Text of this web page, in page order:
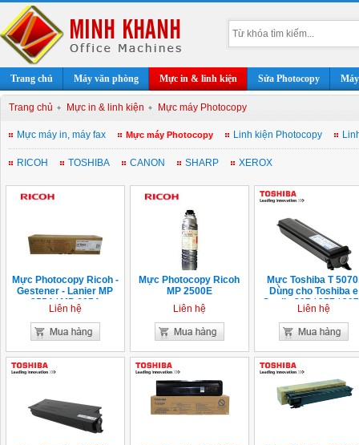
Trang chủ Máy văn phòng Mực in & linh kiện Sửa Photocopy
Trang chủ Mực in & linh kiện Mực máy Photocopy
Mực máy in, máy fax Mực máy Photocopy Linh kiện Photocopy
RICOH TOSHIBA CANON SHARP XEROX
Mực Photocopy Ricoh -
Gestener - Lanier MP
3554 / MP 6054
Liên hệ
Mực Photocopy Ricoh
MP 2500E
Liên hệ
Mực Toshiba T
Dùng cho Toshiba e
Studio 207 / 257 /
357 / 457 / 507
Liên hệ